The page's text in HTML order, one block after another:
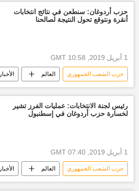
أخبار العالم الآن أخبار تركيا اليوم
رجب طيب أردوغان
حزب أردوغان: سنطعن في نتائج انتخابات
أنقرة ونتوقع تحول النتيجة لصالحنا
1 أبريل 2019, 10:58 GMT
حزب الشعب الجمهوري العالم الأخبار
حزب العدالة والتنمية أخبار تركيا اليوم
رجب طيب أردوغان
رئيس لجنة الانتخابات: عمليات الفرز تشير
لخسارة حزب أردوغان في إسطنبول
1 أبريل 2019, 07:40 GMT
حزب الشعب الجمهوري العالم الأخبار
حزب العدالة والتنمية الانتخابات التركية